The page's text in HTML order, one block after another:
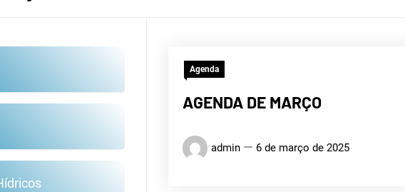
CURU
Agenda
AGENDA DE MARÇO
admin 6 de março de 2025